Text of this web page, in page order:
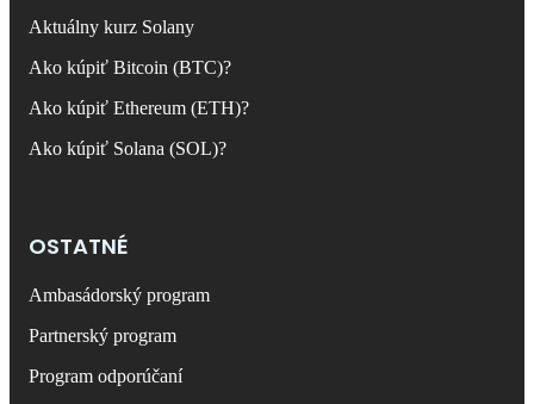
Aktuálny kurz Solany
Ako kúpiť Bitcoin (BTC)?
Ako kúpiť Ethereum (ETH)?
Ako kúpiť Solana (SOL)?
OSTATNÉ
Ambasádorský program
Partnerský program
Program odporúčaní